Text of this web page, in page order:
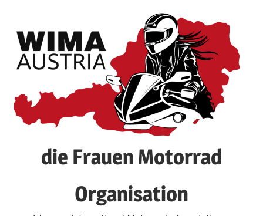
springen
die Frauen Motorrad
Organisation